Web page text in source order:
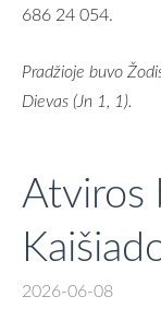
686 24 054.
Pradžioje buvo
Dievas (Jn 1, 1).
Atviros
2026-06-08